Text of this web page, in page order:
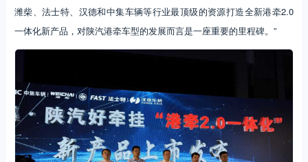
潍柴、法士特、汉德和中集车辆等行业最顶级的资源打造全新港牵2.0
一体化新产品，对陕汽港牵车型的发展而言是一座重要的里程碑。”